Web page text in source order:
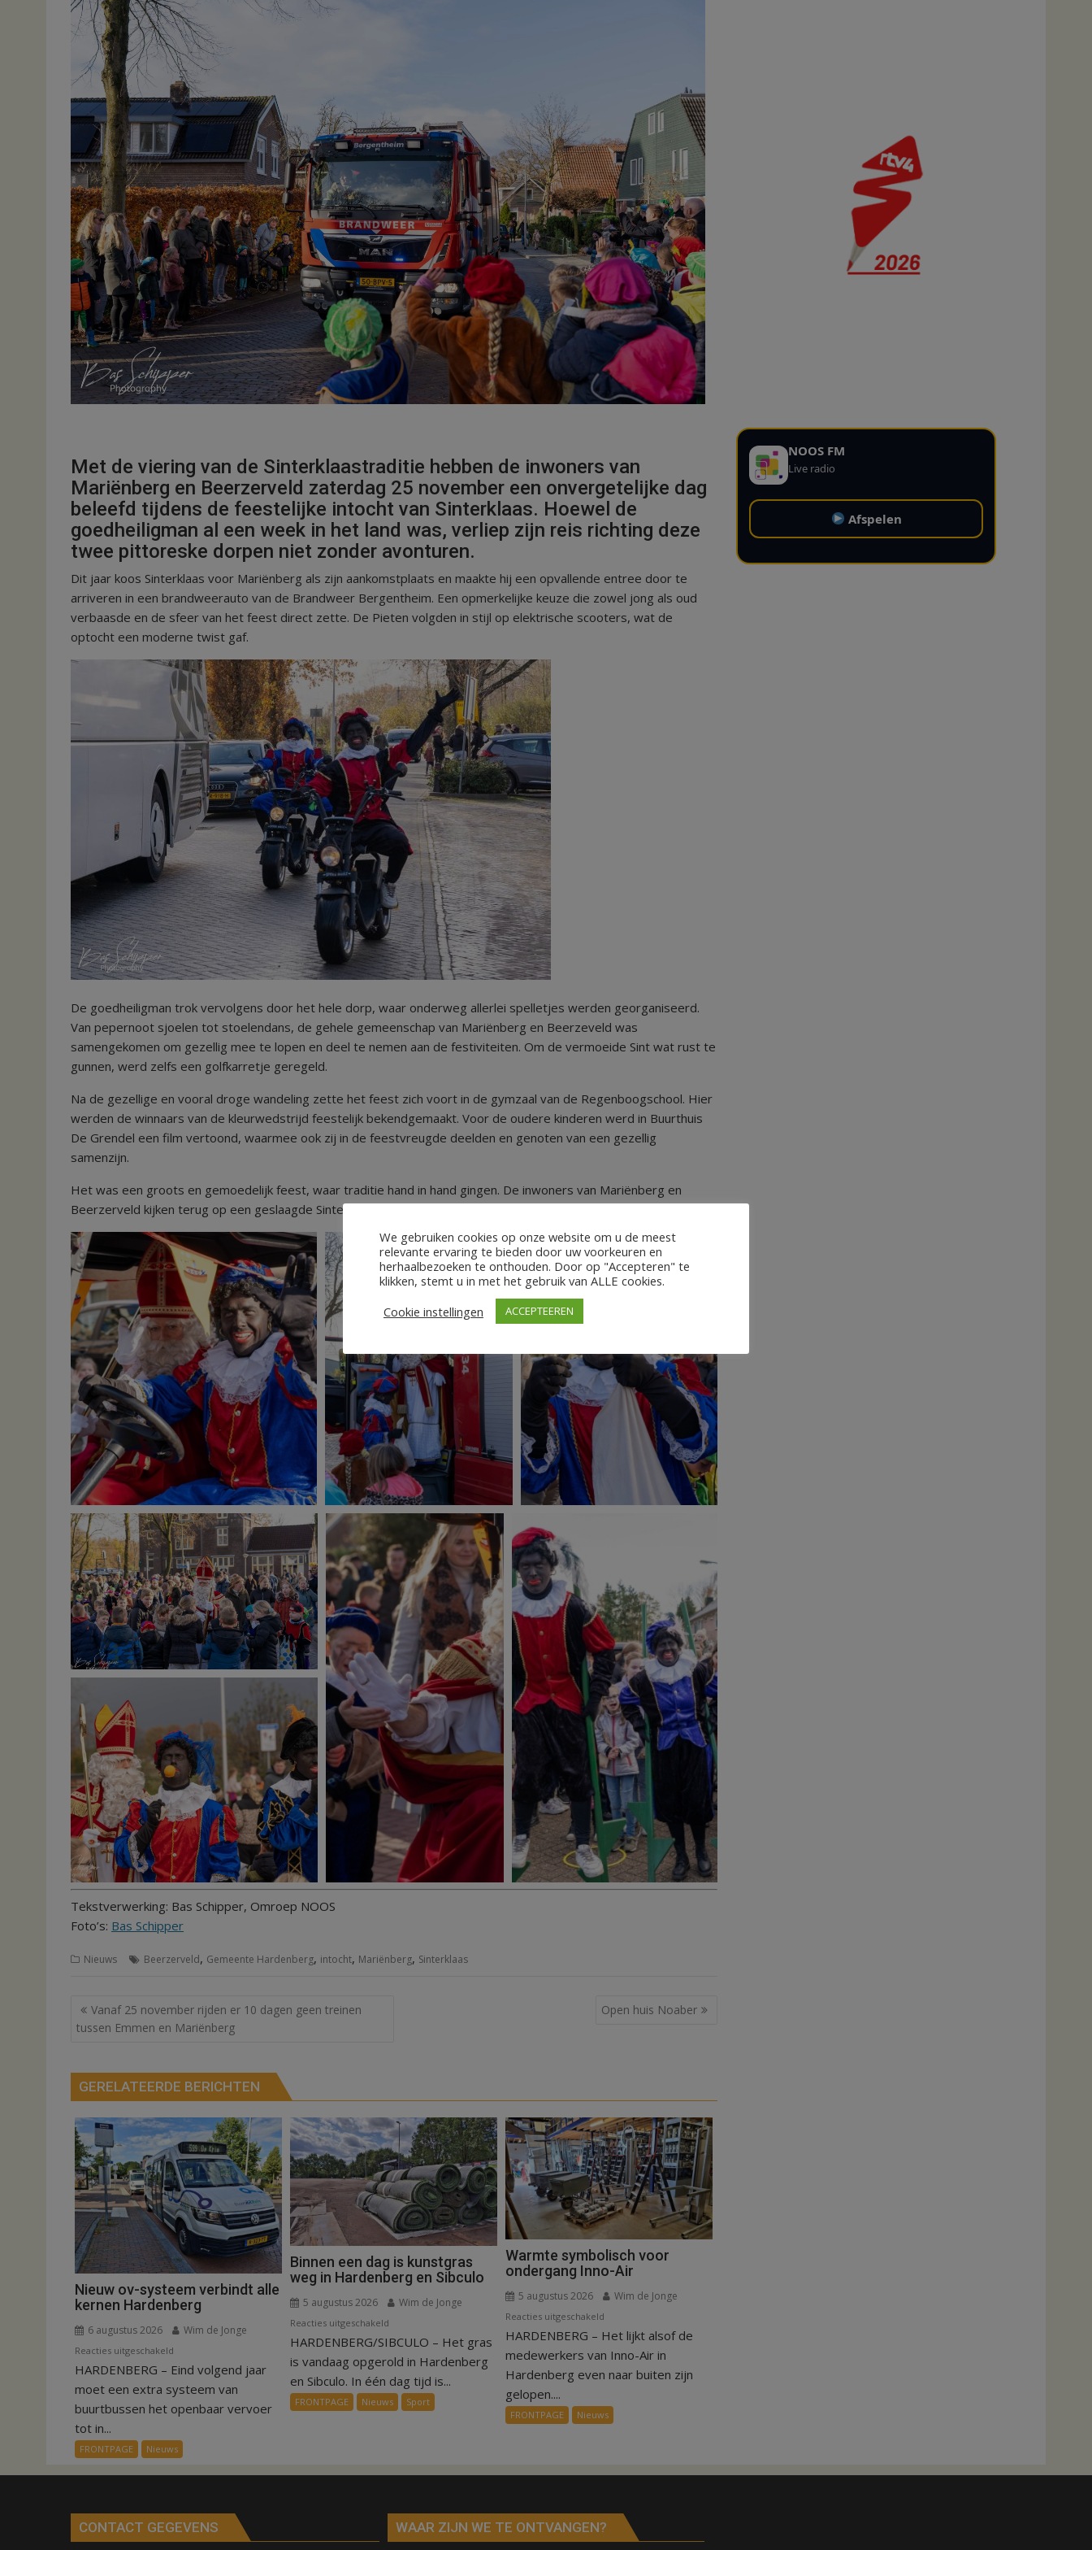
Met de viering van de Sinterklaastraditie hebben de inwoners van
Mariënberg en Beerzerveld zaterdag 25 november een onvergetelijke dag
beleefd tijdens de feestelijke intocht van Sinterklaas. Hoewel de
goedheiligman al een week in het land was, verliep zijn reis richting deze
twee pittoreske dorpen niet zonder avonturen.
Dit jaar koos Sinterklaas voor Mariënberg als zijn aankomstplaats en maakte hij een opvallende entree door te
arriveren in een brandweerauto van de Brandweer Bergentheim. Een opmerkelijke keuze die zowel jong als oud
verbaasde en de sfeer van het feest direct zette. De Pieten volgden in stijl op elektrische scooters, wat de
optocht een moderne twist gaf.
De goedheiligman trok vervolgens door het hele dorp, waar onderweg allerlei spelletjes werden georganiseerd.
Van pepernoot sjoelen tot stoelendans, de gehele gemeenschap van Mariënberg en Beerzeveld was
samengekomen om gezellig mee te lopen en deel te nemen aan de festiviteiten. Om de vermoeide Sint wat rust te
gunnen, werd zelfs een golfkarretje geregeld.
Na de gezellige en vooral droge wandeling zette het feest zich voort in de gymzaal van de Regenboogschool. Hier
werden de winnaars van de kleurwedstrijd feestelijk bekendgemaakt. Voor de oudere kinderen werd in Buurthuis
De Grendel een film vertoond, waarmee ook zij in de feestvreugde deelden en genoten van een gezellig
samenzijn.
Het was een groots en gemoedelijk feest, waar traditie hand in hand gingen. De inwoners van Mariënberg en
Beerzerveld kijken terug op een geslaagde Sinterklaasintocht.
Tekstverwerking: Bas Schipper, Omroep NOOS
Foto’s: Bas Schipper
Nieuws Beerzerveld, Gemeente Hardenberg, intocht, Mariënberg, Sinterklaas
Bericht
navigatie
Vanaf 25 november rijden er 10 dagen geen treinen
tussen Emmen en Mariënberg
Open huis Noaber
GERELATEERDE BERICHTEN
Nieuw ov-systeem verbindt alle
kernen Hardenberg
6 augustus 2026 Wim de Jonge
Reacties uitgeschakeld
Nieuw
ov-
systeem
alle
kernen
Hardenberg
HARDENBERG – Eind volgend jaar
moet een extra systeem van
buurtbussen het openbaar vervoer
tot in...
FRONTPAGE Nieuws
Binnen een dag is kunstgras
weg in Hardenberg en Sibculo
5 augustus 2026 Wim de Jonge
Reacties uitgeschakeld
Binnen
een
dag
is
kunstgras
HARDENBERG/SIBCULO – Het gras
is vandaag opgerold in Hardenberg
en Sibculo. In één dag tijd is...
FRONTPAGE Nieuws Sport
Warmte symbolisch voor
ondergang Inno-Air
5 augustus 2026 Wim de Jonge
Reacties uitgeschakeld
Warmte
symbolisch
Inno-
Air
HARDENBERG – Het lijkt alsof de
medewerkers van Inno-Air in
Hardenberg even naar buiten zijn
gelopen....
FRONTPAGE Nieuws
NOOS FM
Live radio
Afspelen
CONTACT GEGEVENS WAAR ZIJN WE TE ONTVANGEN?
We gebruiken cookies op onze website om u de meest
relevante ervaring te bieden door uw voorkeuren en
herhaalbezoeken te onthouden. Door op "Accepteren" te
klikken, stemt u in met het gebruik van ALLE cookies.
Cookie instellingen
ACCEPTEEREN